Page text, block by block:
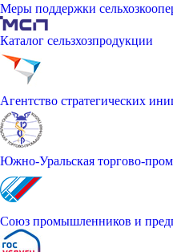
Меры поддержки
Каталог сельзхозпродукции
Агентство стратегических
Южно-Уральская торгово-
Союз промышленников и